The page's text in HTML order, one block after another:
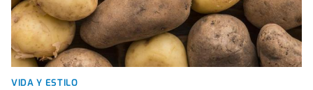
VIDA Y ESTILO